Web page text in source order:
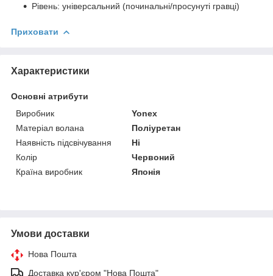
Рівень: універсальний (починальні/просунуті гравці)
Приховати
Характеристики
Основні атрибути
Виробник
Yonex
Матеріал волана
Поліуретан
Наявність підсвічування
Ні
Колір
Червоний
Країна виробник
Японія
Умови доставки
Нова Пошта
Доставка кур'єром "Нова Пошта"